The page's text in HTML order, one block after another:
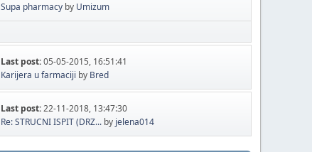
Supa pharmacy by Umizum
Last post:05-05-2015, 16:51:41
Karijera u farmaciji by Bred
Last post:22-11-2018, 13:47:30
Re: STRUCNI ISPIT (DRZ... by jelena014